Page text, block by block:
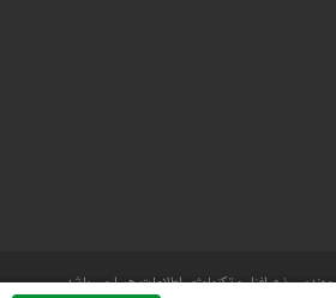
مهندسی نرم افزار و تکنولوژی اطلاعات هیرامی باشد.